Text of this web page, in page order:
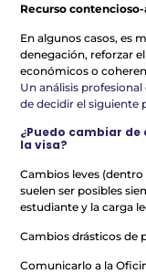
Recurso
En algunos casos, es
denegación, reforzar
económicos o
Un análisis
de decidir el siguiente
¿Puedo cambiar
la visa?
Cambios leves
suelen ser posibles
estudiante y la carga
Cambios drásticos de
Comunicarlo a la